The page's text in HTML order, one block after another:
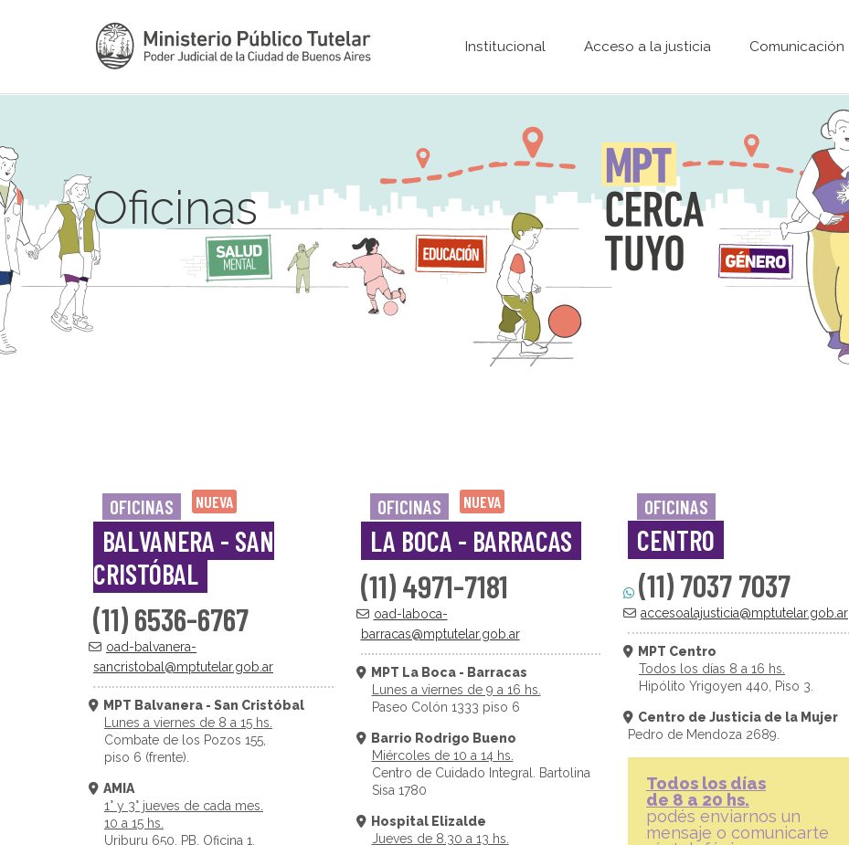
Institucional Acceso a la justicia Comunicación
Oficinas
OFICINAS NUEVA
BALVANERA - SAN
CRISTÓBAL
(11) 6536-6767
oad-balvanera-
sancristobal@mptutelar.gob.ar
MPT Balvanera - San Cristóbal
Lunes a viernes de 8 a 15 hs.
Combate de los Pozos 155,
piso 6 (frente).
AMIA
1° y 3° jueves de cada mes.
10 a 15 hs.
Uriburu 650, PB. Oficina 1.
OFICINAS NUEVA
LA BOCA - BARRACAS
(11) 4971-7181
oad-laboca-
barracas@mptutelar.gob.ar
MPT La Boca - Barracas
Lunes a viernes de 9 a 16 hs.
Paseo Colón 1333 piso 6
Barrio Rodrigo Bueno
Miércoles de 10 a 14 hs.
Centro de Cuidado Integral. Bartolina
Sisa 1780
Hospital Elizalde
Jueves de 8.30 a 13 hs.
OFICINAS
CENTRO
(11) 7037 7037
accesoalajusticia@mptutelar.gob.ar
MPT Centro
Todos los días 8 a 16 hs.
Hipólito Yrigoyen 440, Piso 3.
Centro de Justicia de la Mujer
Pedro de Mendoza 2689.
Todos los días
de 8 a 20 hs.
podés enviarnos un
mensaje o comunicarte